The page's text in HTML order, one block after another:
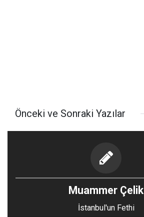
Önceki ve Sonraki Yazılar
Muammer Çelik
İstanbul'un Fethi